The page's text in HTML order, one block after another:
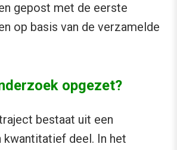
gepost met de eerste
op basis van de verzamelde
opgezet?
bestaat uit een
deel. In het